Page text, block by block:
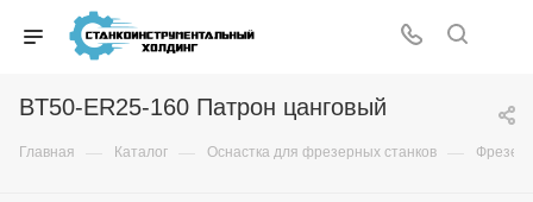
BT50-ER25-160 Патрон цанговый
Главная — Каталог — Оснастка для фрезерных станков —